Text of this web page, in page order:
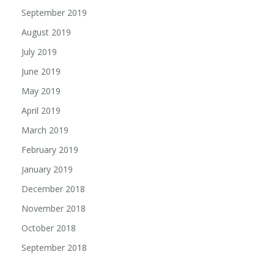
September 2019
August 2019
July 2019
June 2019
May 2019
April 2019
March 2019
February 2019
January 2019
December 2018
November 2018
October 2018
September 2018